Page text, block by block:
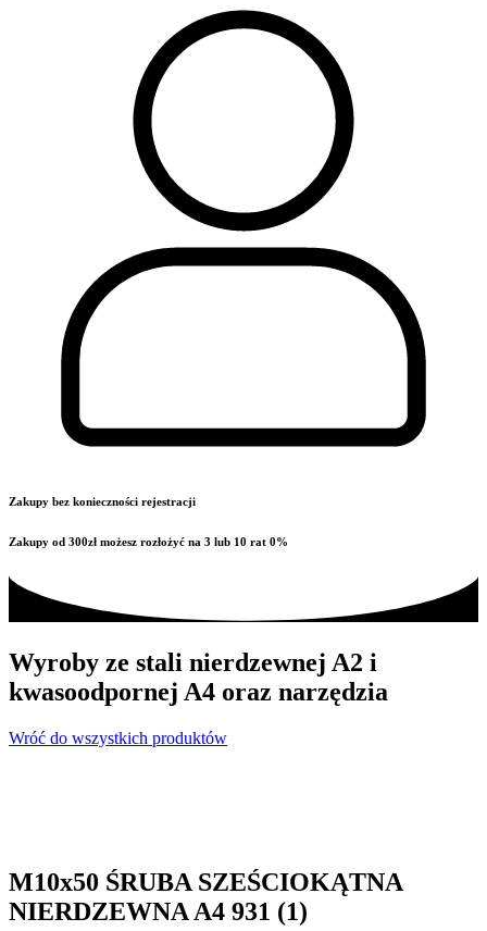
Zakupy bez konieczności rejestracji
Zakupy od 300zł możesz rozłożyć na 3 lub 10 rat 0%
Wyroby ze stali nierdzewnej A2 i
kwasoodpornej A4 oraz narzędzia
Wróć do wszystkich produktów
M10x50 ŚRUBA SZEŚCIOKĄTNA
NIERDZEWNA A4 931 (1)